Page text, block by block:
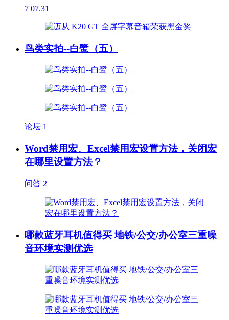
7 07.31
鸟类实拍--白鹭（五）
论坛 1
Word禁用宏、Excel禁用宏设置方法，关闭宏
在哪里设置方法？
问答 2
哪款蓝牙耳机值得买 地铁/公交/办公室三重噪
音环境实测优选